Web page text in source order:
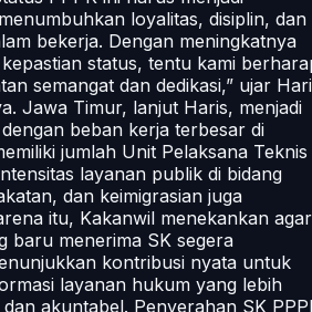
loyalitas, disiplin, dan
bekerja. Dengan meningkatnya
status, tentu kami
semangat dan dedikasi,” ujar
Jawa Timur, lanjut Haris, menjadi
beban kerja terbesar di
jumlah Unit Pelaksana Teknis
layanan publik di bidang
dan keimigrasian juga
itu, Kakanwil menekankan agar
baru menerima SK segera
kontribusi nyata untuk
layanan hukum yang lebih
akuntabel. Penyerahan SK